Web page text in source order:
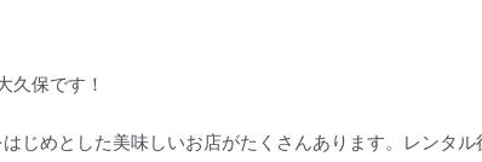
久保です！
じめとした美味しいお店がたくさんあります。レンタル